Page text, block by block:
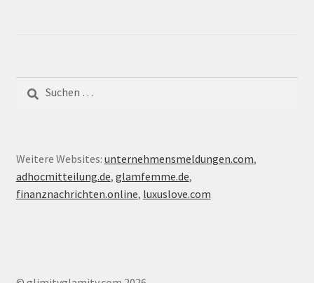
nach:
Weitere Websites: unternehmensmeldungen.com,
adhocmitteilung.de, glamfemme.de,
finanznachrichten.online, luxuslove.com